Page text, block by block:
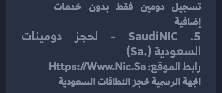
إضافية
السعودية (.sa)
رابط الموقع:Https://www.nic.sa
الجهة الرسمية لحجز النطاقات السعودية